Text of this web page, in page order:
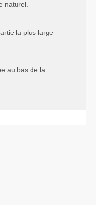
naturel.
la plus large
au bas de la